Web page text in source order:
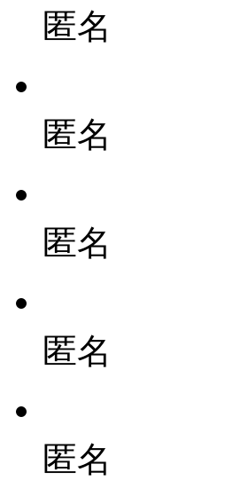
匿名
匿名
匿名
匿名
匿名